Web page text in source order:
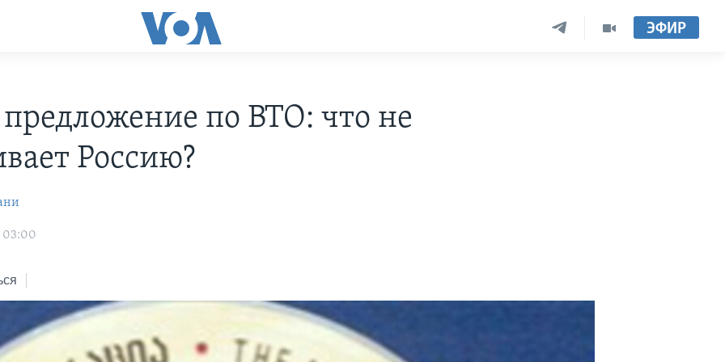
ЭФИР
по ВТО: что не
Россию?
03:00